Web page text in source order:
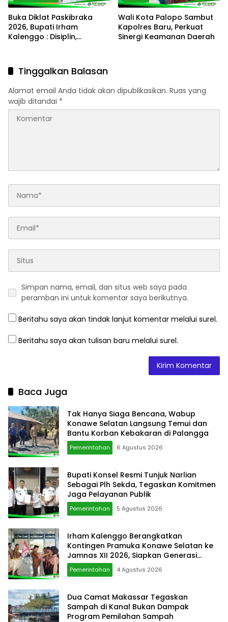
Buka Diklat Paskibraka
2026, Bupati Irham
Kalenggo : Disiplin,
Kunci
Wali Kota Palopo Sambut
Kapolres Baru, Perkuat
Sinergi Keamanan Daerah
Tinggalkan Balasan
Alamat email Anda tidak akan dipublikasikan. Ruas yang
wajib ditandai *
Simpan nama, email, dan situs web saya pada
peramban ini untuk komentar saya berikutnya.
Beritahu saya akan tindak lanjut komentar melalui surel.
Beritahu saya akan tulisan baru melalui surel.
Baca Juga
Tak Hanya Siaga Bencana, Wabup
Konawe Selatan Langsung Temui dan
Bantu Korban Kebakaran di Palangga
Pemerintahan 6 Agustus 2026
Bupati Konsel Resmi Tunjuk Narlian
Sebagai Plh Sekda, Tegaskan Komitmen
Jaga Pelayanan Publik
Pemerintahan 5 Agustus 2026
Irham Kalenggo Berangkatkan
Kontingen Pramuka Konawe Selatan ke
Jamnas XII 2026, Siapkan Generasi
Berkarkter di Kancah Nasional
Pemerintahan 4 Agustus 2026
Dua Camat Makassar Tegaskan
Sampah di Kanal Bukan Dampak
Program Pemilahan Sampah